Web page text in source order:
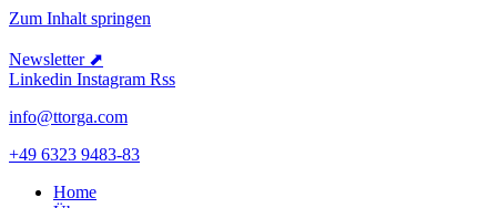
Zum Inhalt springen
Newsletter ⬈
Linkedin Instagram Rss
info@ttorga.com
+49 6323 9483-83
Home